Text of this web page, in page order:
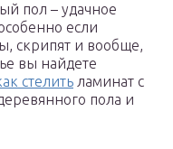
пол – удачное
если
скрипят и вообще,
вы найдете
стелить ламинат с
пола и